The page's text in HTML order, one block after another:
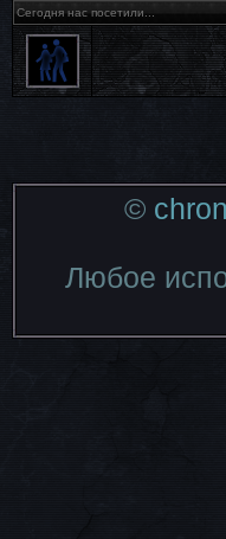
Сегодня нас посетили...
©
Любое